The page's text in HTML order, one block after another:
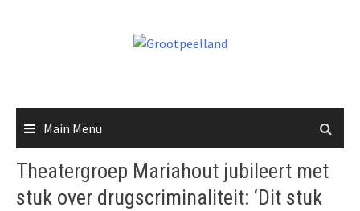
Main Menu
Theatergroep Mariahout jubileert met
stuk over drugscriminaliteit: ‘Dit stuk